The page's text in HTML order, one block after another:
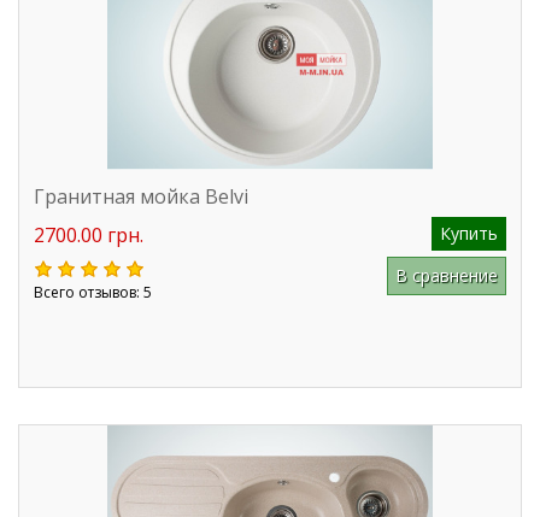
Гранитная мойка Belvi
2700.00 грн.
Купить
Всего отзывов: 5
В сравнение